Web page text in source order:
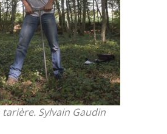
tarière. Sylvain Gaudin